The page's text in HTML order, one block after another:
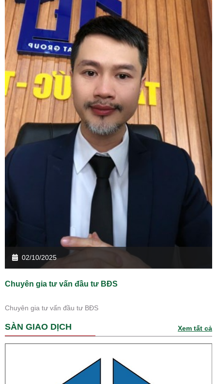
02/10/2025
Chuyên gia tư vấn đầu tư BĐS
Chuyên gia tư vấn đầu tư BĐS
SÀN GIAO DỊCH Xem tất cả